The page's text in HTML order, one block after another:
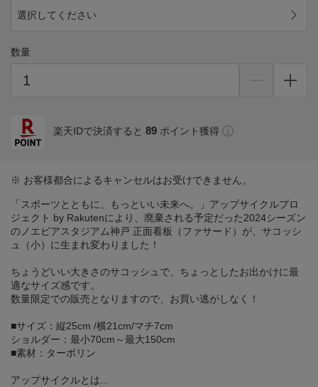
選択してください
数量
楽天IDで決済すると 89 ポイント獲得
※ お客様都合によるキャンセルはお受けできません。
「スポーツとともに、もっといい未来へ。」アップサイクルプロ
ジェクト by Rakutenにより、廃棄される予定だった2024シーズン
のノエビアスタジアム神戸 正面看板（ファサード）が、サコッシ
ュ（小）に生まれ変わりました！
ちょうどいい大きさのサコッシュで、ちょっとしたお出かけに最
適なサイズ感です。
数量限定での販売となりますので、お買い逃がしなく！
■サイズ：縦25cm /横21cm/マチ7cm
ショルダー：最小70cm～最大150cm
■素材：ターポリン
アップサイクルとは...